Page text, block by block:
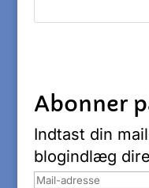
Abonner
Indtast din
blogindlæg
Mail-